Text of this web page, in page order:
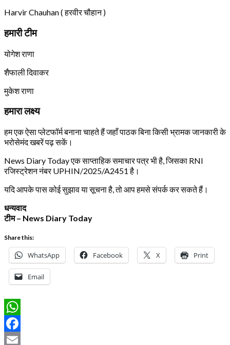
Harvir Chauhan ( हरवीर चौहान )
हमारी टीम
योगेश राणा
शैफाली दिवाकर
मुकेश राणा
हमारा लक्ष्य
हम एक ऐसा प्लेटफॉर्म बनाना चाहते हैं जहाँ पाठक बिना किसी भ्रामक जानकारी के
भरोसेमंद खबरें पढ़ सकें।
News Diary Today एक साप्ताहिक समाचार पत्र भी है, जिसका RNI
रजिस्ट्रेशन नंबर UPHIN/2025/A2451 है।
यदि आपके पास कोई सुझाव या सूचना है, तो आप हमसे संपर्क कर सकते हैं।
धन्यवाद
टीम – News Diary Today
Share this:
WhatsApp Facebook X Print
Email
WhatsApp
Facebook